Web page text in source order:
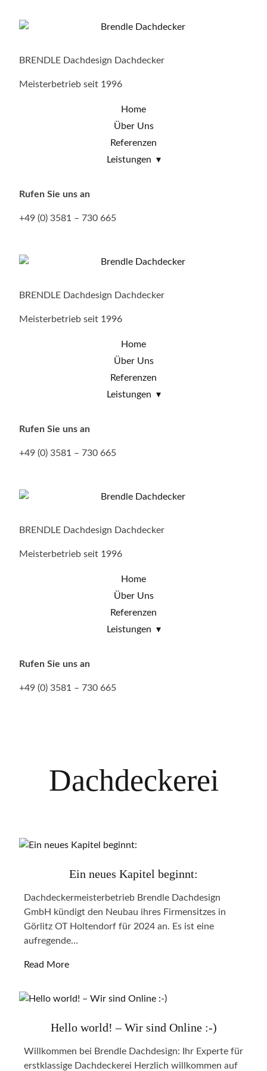
BRENDLE Dachdesign Dachdecker
Meisterbetrieb seit 1996
Home
Über Uns
Referenzen
Leistungen
Rufen Sie uns an
+49 (0) 3581 – 730 665
BRENDLE Dachdesign Dachdecker
Meisterbetrieb seit 1996
Home
Über Uns
Referenzen
Leistungen
Rufen Sie uns an
+49 (0) 3581 – 730 665
BRENDLE Dachdesign Dachdecker
Meisterbetrieb seit 1996
Home
Über Uns
Referenzen
Leistungen
Rufen Sie uns an
+49 (0) 3581 – 730 665
Dachdeckerei
Ein neues Kapitel beginnt:
Dachdeckermeisterbetrieb Brendle Dachdesign
GmbH kündigt den Neubau ihres Firmensitzes in
Görlitz OT Holtendorf für 2024 an. Es ist eine
aufregende…
Read More
Hello world! – Wir sind Online :-)
Willkommen bei Brendle Dachdesign: Ihr Experte für
erstklassige Dachdeckerei Herzlich willkommen auf